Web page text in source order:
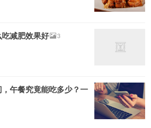
减肥效果好 3
午餐究竟能吃多少？一